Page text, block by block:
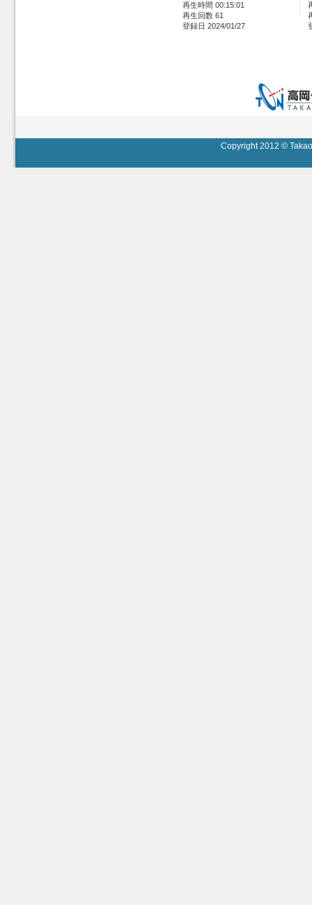
再生時間 00:15:01
再生回数 61
登録日 2024/01/27
Copyright 2012 ©